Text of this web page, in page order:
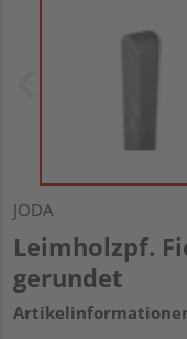
JODA
Leimholzpf.
gerundet